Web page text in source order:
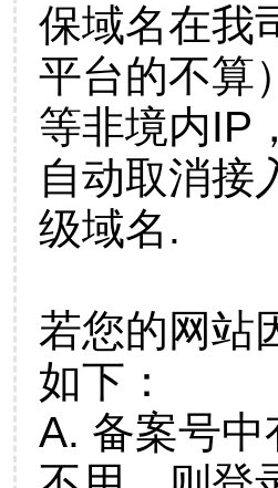
保域名在我
平台的不算
等非境内IP
自动取消接
级域名.
若您的网站
如下：
A. 备案号